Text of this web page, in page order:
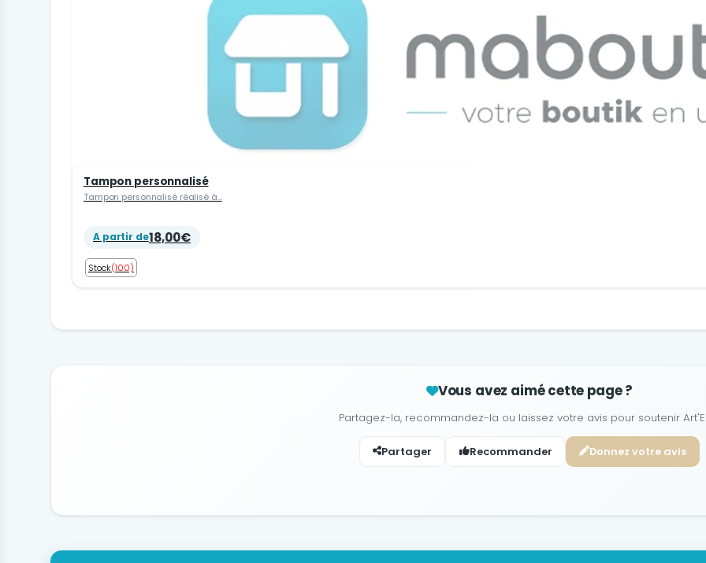
Tampon personnalisé
Tampon personnalisé réalisé à...
A partir de18,00€
Stock(100)
Vous avez aimé cette page ?
Partagez-la, recommandez-la ou laissez votre avis pour soutenir
Partager Recommander Donnez votre avis